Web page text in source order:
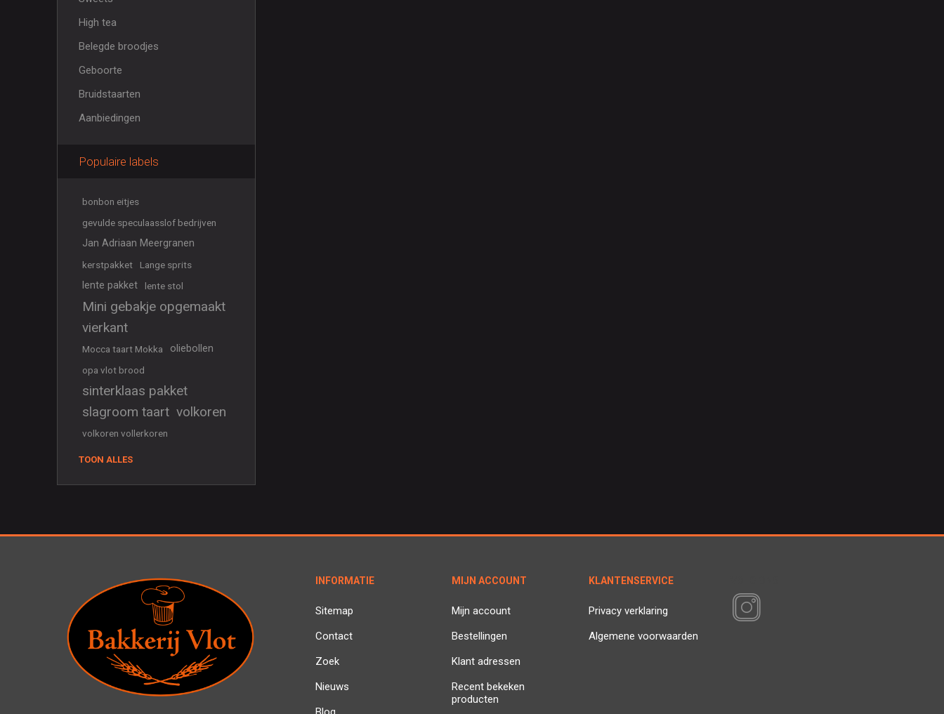
High tea
Belegde broodjes
Geboorte
Bruidstaarten
Aanbiedingen
Populaire labels
bonbon eitjes
gevulde speculaasslof bedrijven
Jan Adriaan Meergranen
kerstpakket Lange sprits
lente pakket lente stol
Mini gebakje opgemaakt
vierkant
Mocca taart Mokka oliebollen
opa vlot brood
sinterklaas pakket
slagroom taart volkoren
volkoren vollerkoren
TOON ALLES
INFORMATIE
Sitemap
Contact
Zoek
Nieuws
MIJN ACCOUNT
Mijn account
Bestellingen
Klant adressen
Recent bekeken
producten
KLANTENSERVICE
Privacy verklaring
Algemene voorwaarden